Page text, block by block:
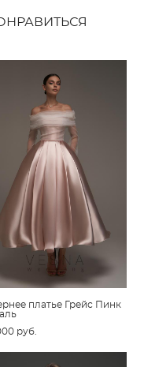
платье Грейс Пинк
pуб.